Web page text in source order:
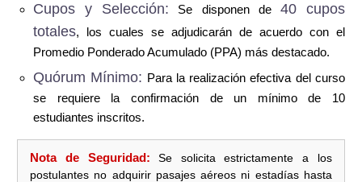
Cupos y Selección: Se disponen de 40 cupos
totales, los cuales se adjudicarán de acuerdo con el
Promedio Ponderado Acumulado (PPA) más destacado.
Quórum Mínimo: Para la realización efectiva del curso
se requiere la confirmación de un mínimo de 10
estudiantes inscritos.
Nota de Seguridad: Se solicita estrictamente a los
postulantes no adquirir pasajes aéreos ni estadías hasta